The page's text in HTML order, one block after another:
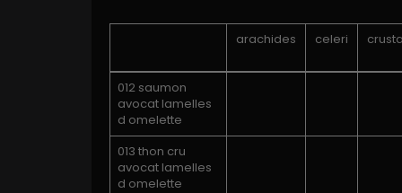
arachides celeri
012 saumon
avocat lamelles
d omelette
013 thon cru
avocat lamelles
d omelette